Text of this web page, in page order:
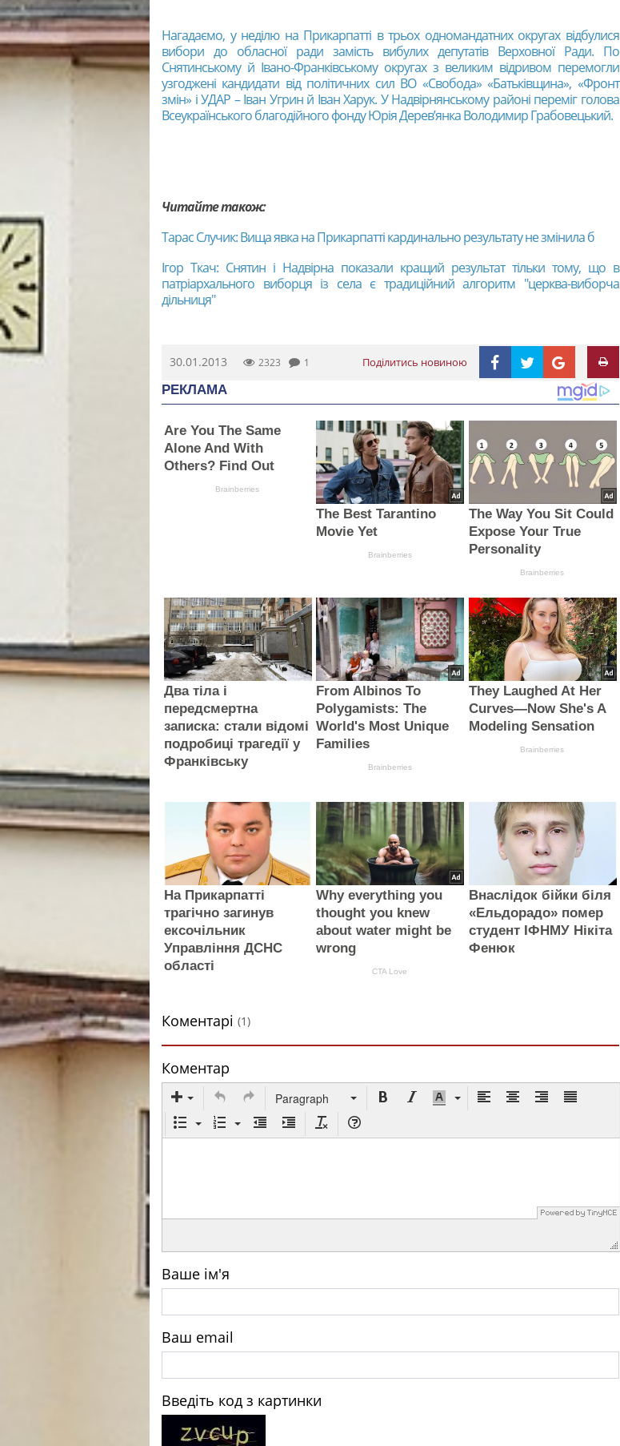
Нагадаємо, у неділю на Прикарпатті в трьох одномандатних округах відбулися
вибори до обласної ради замість вибулих депутатів Верховної Ради. По
Снятинському й Івано-Франківському округах з великим відривом перемогли
узгоджені кандидати від політичних сил ВО «Свобода» «Батьківщина», «Фронт
змін» і УДАР – Іван Угрин й Іван Харук. У Надвірнянському районі переміг голова
Всеукраїнського благодійного фонду Юрія Дерев’янка Володимир Грабовецький.
Читайте також:
Тарас Случик: Вища явка на Прикарпатті кардинально результату не змінила б
Ігор Ткач: Снятин і Надвірна показали кращий результат тільки тому, що в
патріархального виборця із села є традиційний алгоритм "церква-виборча
дільниця"
30.01.2013 2323 1 Поділитись новиною
РЕКЛАМА
Are You The Same
Alone And With
Others? Find Out
Brainberries
The Best Tarantino
Movie Yet
Brainberries
The Way You Sit Could
Expose Your True
Personality
Brainberries
Два тіла і
передсмертна
записка: стали відомі
подробиці трагедії у
Франківську
From Albinos To
Polygamists: The
World's Most Unique
Families
Brainberries
They Laughed At Her
Curves—Now She's A
Modeling Sensation
Brainberries
На Прикарпатті
трагічно загинув
ексочільник
Управління ДСНС
області
Why everything you
thought you knew
about water might be
wrong
CTA Love
Внаслідок бійки біля
«Ельдорадо» помер
студент ІФНМУ Нікіта
Фенюк
Коментарі (1)
Коментар
Paragraph
Ваше ім'я
Ваш email
Введіть код з картинки